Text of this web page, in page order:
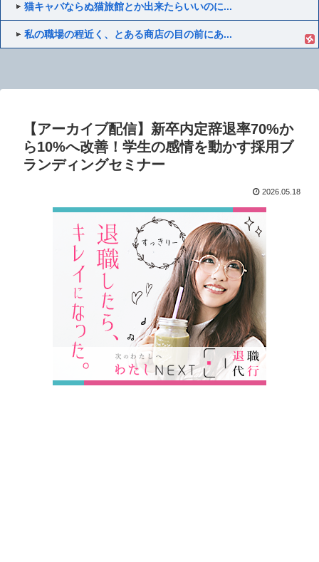
猫キャバならぬ猫旅館とか出来たらいいのに...
私の職場の程近く、とある商店の目の前にあ...
【アーカイブ配信】新卒内定辞退率70%か
ら10%へ改善！学生の感情を動かす採用ブ
ランディングセミナー
2026.05.18